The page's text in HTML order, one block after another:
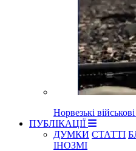
Норвезькі
ПУБЛІКАЦІЇ
ДУМКИ СТАТТІ
ІНОЗМІ